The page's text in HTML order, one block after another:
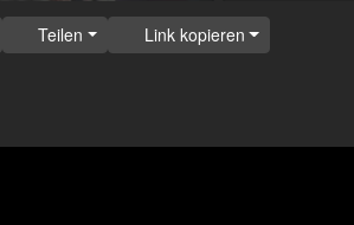
Teilen Link kopieren